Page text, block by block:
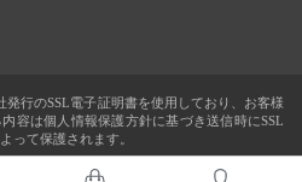
発行のSSL電子証明書を使用しており、お客様
容は個人情報保護方針に基づき送信時にSSL
って保護されます。